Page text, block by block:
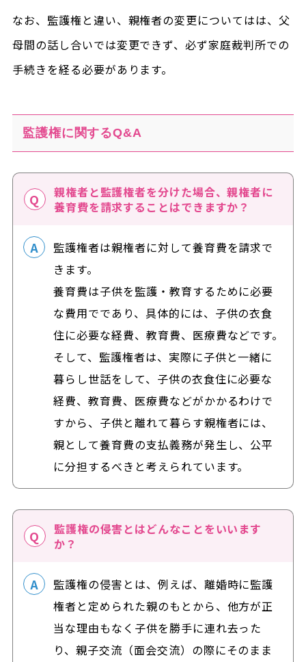
なお、監護権と違い、親権者の変更についてはは、父
母間の話し合いでは変更できず、必ず家庭裁判所での
手続きを経る必要があります。
監護権に関するQ&A
親権者と監護権者を分けた場合、親権者に
養育費を請求することはできますか？
監護権者は親権者に対して養育費を請求で
きます。
養育費は子供を監護・教育するために必要
な費用でであり、具体的には、子供の衣食
住に必要な経費、教育費、医療費などです。
そして、監護権者は、実際に子供と一緒に
暮らし世話をして、子供の衣食住に必要な
経費、教育費、医療費などがかかるわけで
すから、子供と離れて暮らす親権者には、
親として養育費の支払義務が発生し、公平
に分担するべきと考えられています。
監護権の侵害とはどんなことをいいます
か？
監護権の侵害とは、例えば、離婚時に監護
権者と定められた親のもとから、他方が正
当な理由もなく子供を勝手に連れ去った
り、親子交流（面会交流）の際にそのまま